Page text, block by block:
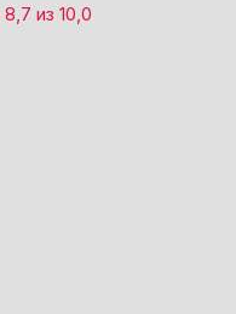
8,7 из 10,0